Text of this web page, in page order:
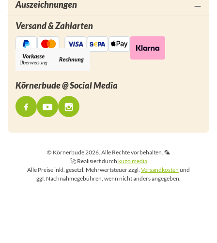
Auszeichnungen
Versand & Zahlarten
Körnerbude @ Social Media
© Körnerbude 2026. Alle Rechte vorbehalten. 🦜
🚀 Realisiert durch kuzo media
Alle Preise inkl. gesetzl. Mehrwertsteuer zzgl. Versandkosten und
ggf. Nachnahmegebühren, wenn nicht anders angegeben.